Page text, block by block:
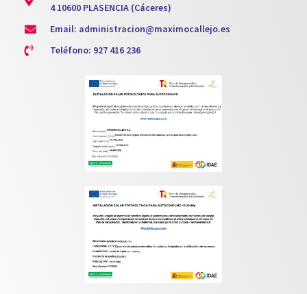
4 10600 PLASENCIA (Cáceres)
Email: administracion@maximocallejo.es
Teléfono: 927 416 236